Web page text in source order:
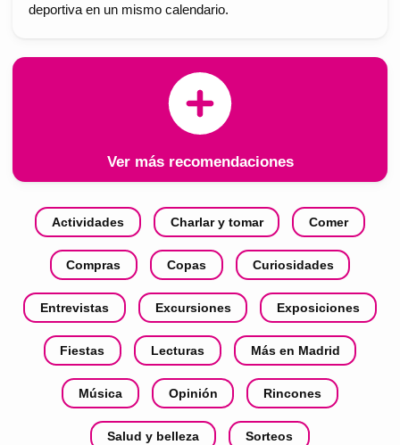
deportiva en un mismo calendario.
Ver más recomendaciones
Actividades Charlar y tomar Comer
Compras Copas Curiosidades
Entrevistas Excursiones Exposiciones
Fiestas Lecturas Más en Madrid
Música Opinión Rincones
Salud y belleza Sorteos